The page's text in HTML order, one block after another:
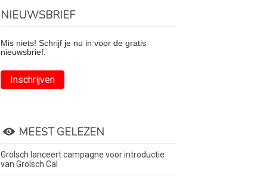
NIEUWSBRIEF
Mis niets! Schrijf je nu in voor de gratis
nieuwsbrief.
Inschrijven
MEEST GELEZEN
Grolsch lanceert campagne voor introductie
van Grolsch Cal